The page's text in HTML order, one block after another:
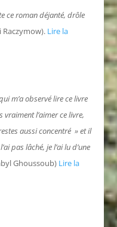
ce roman déjanté, drôle
Lire la
m’a observé lire ce livre
vraiment l’aimer ce livre,
aussi concentré » et il
pas lâché, je l’ai lu d’une
Ghoussoub) Lire la